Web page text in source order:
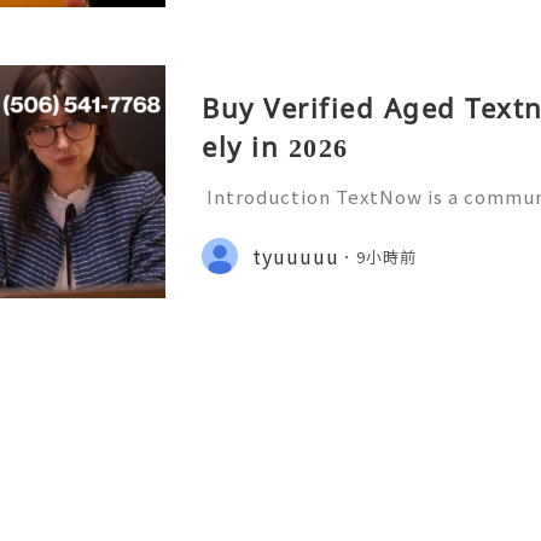
Buy Verified Aged
ely in 2026
Introduction TextNow is a
orted devices and applications. It
who want a convenient w
tyuuuuu 9小時前